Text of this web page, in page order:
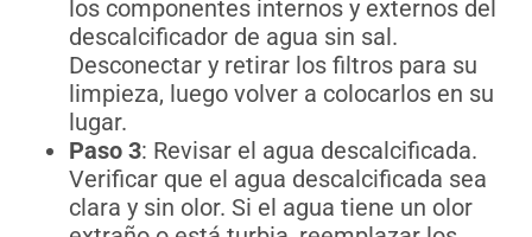
los componentes internos y externos del
descalcificador de agua sin sal.
Desconectar y retirar los filtros para su
limpieza, luego volver a colocarlos en su
lugar.
Paso 3: Revisar el agua descalcificada.
Verificar que el agua descalcificada sea
clara y sin olor. Si el agua tiene un olor